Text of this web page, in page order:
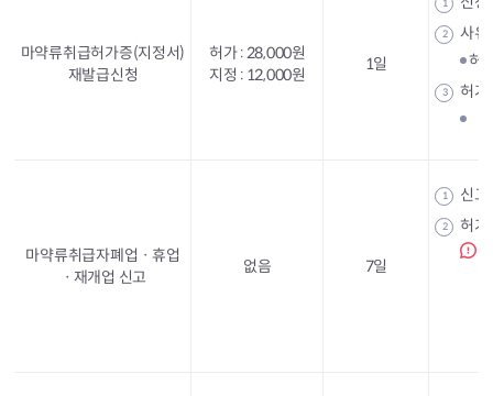
마약류취급허가증(지정서)
재발급신청
허가 : 28,000원
지정 : 12,000원
1일
1
2
사유
• 허
3
허가
마약류취급자폐업ㆍ휴업
ㆍ재개업 신고
없음 7일
1 신고
2
허가